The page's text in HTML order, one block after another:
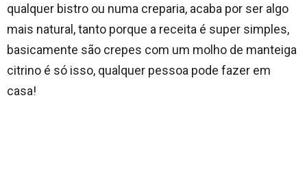
qualquer bistro ou numa creparia, acaba por ser algo
mais natural, tanto porque a receita é super simples,
basicamente são crepes com um molho de manteiga
citrino é só isso, qualquer pessoa pode fazer em
casa!